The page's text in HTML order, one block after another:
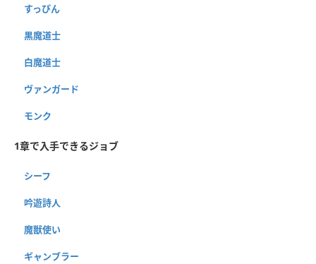
すっぴん
黒魔道士
白魔道士
ヴァンガード
モンク
1章で入手できるジョブ
シーフ
吟遊詩人
魔獣使い
ギャンブラー